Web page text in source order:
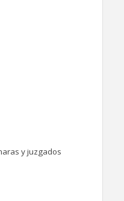
y juzgados